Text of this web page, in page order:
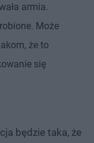
armia.
Może
że to
się
będzie taka, że